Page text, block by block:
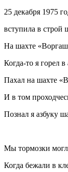
25 декабря 1975
вступила в
На шахте
Когда-то я горел
Пахал на шахте
И в том
Познал я азбуку
Мы тормозки
Когда бежали в